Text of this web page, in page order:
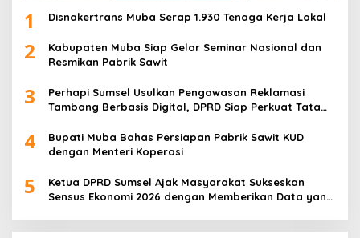
1 Disnakertrans Muba Serap 1.930 Tenaga Kerja Lokal
2
Kabupaten Muba Siap Gelar Seminar Nasional dan
Resmikan Pabrik Sawit
3
Perhapi Sumsel Usulkan Pengawasan Reklamasi
Tambang Berbasis Digital, DPRD Siap Perkuat Tata
4
Bupati Muba Bahas Persiapan Pabrik Sawit KUD
dengan Menteri Koperasi
5
Ketua DPRD Sumsel Ajak Masyarakat Sukseskan
Sensus Ekonomi 2026 dengan Memberikan Data yang